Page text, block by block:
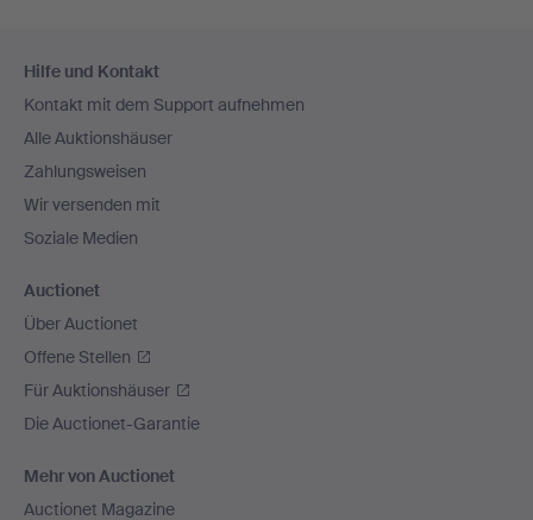
Navigation
Hilfe und Kontakt
Kontakt mit dem Support aufnehmen
Alle Auktionshäuser
Zahlungsweisen
Wir versenden mit
Soziale Medien
Auctionet
Über Auctionet
Offene Stellen
Für Auktionshäuser
Die Auctionet-Garantie
Mehr von Auctionet
Auctionet Magazine